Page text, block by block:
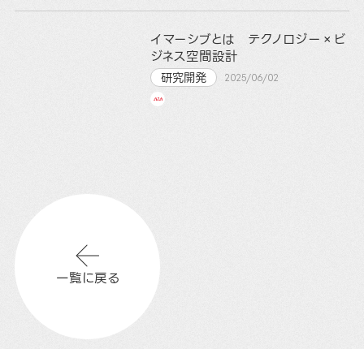
イマーシブとは テクノロジー×ビ
ジネス空間設計
研究開発 2025/06/02
一覧に戻る